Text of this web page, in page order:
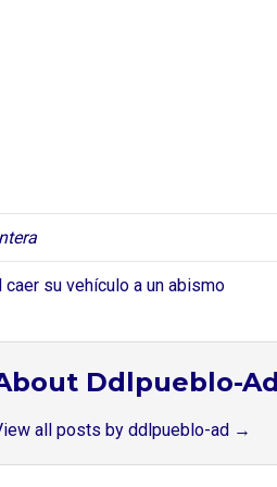
su vehículo a un abismo
Ddlpueblo-
all posts by ddlpueblo-ad →